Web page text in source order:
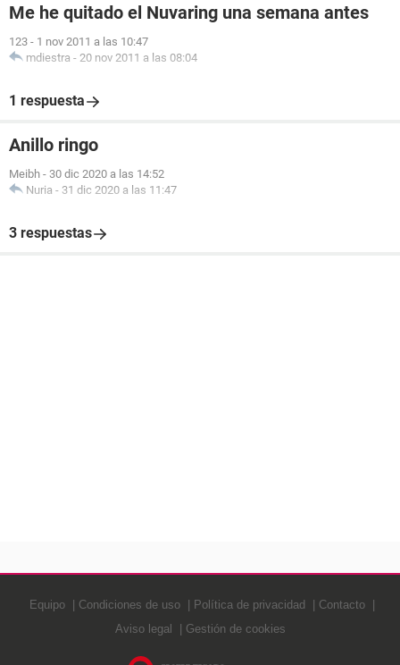
Me he quitado el Nuvaring una semana antes
123 - 1 nov 2011 a las 10:47
mdiestra - 20 nov 2011 a las 08:04
1 respuesta
Anillo ringo
Meibh - 30 dic 2020 a las 14:52
Nuria - 31 dic 2020 a las 11:47
3 respuestas
Equipo Condiciones de uso Política de privacidad
Contacto
Aviso legal
Gestión de cookies